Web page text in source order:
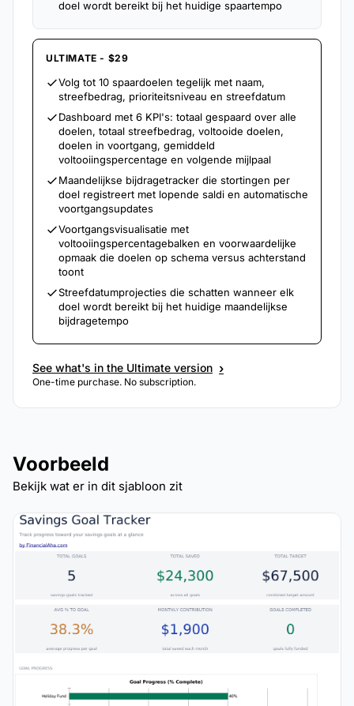
doel wordt bereikt bij het huidige spaartempo
ULTIMATE - $29
Volg tot 10 spaardoelen tegelijk met naam,
streefbedrag, prioriteitsniveau en streefdatum
Dashboard met 6 KPI's: totaal gespaard over alle
doelen, totaal streefbedrag, voltooide doelen,
doelen in voortgang, gemiddeld
voltooiingspercentage en volgende mijlpaal
Maandelijkse bijdragetracker die stortingen per
doel registreert met lopende saldi en automatische
voortgangsupdates
Voortgangsvisualisatie met
voltooiingspercentagebalken en voorwaardelijke
opmaak die doelen op schema versus achterstand
toont
Streefdatumprojecties die schatten wanneer elk
doel wordt bereikt bij het huidige maandelijkse
bijdragetempo
See what's in the Ultimate version ›
One-time purchase. No subscription.
Voorbeeld
Bekijk wat er in dit sjabloon zit